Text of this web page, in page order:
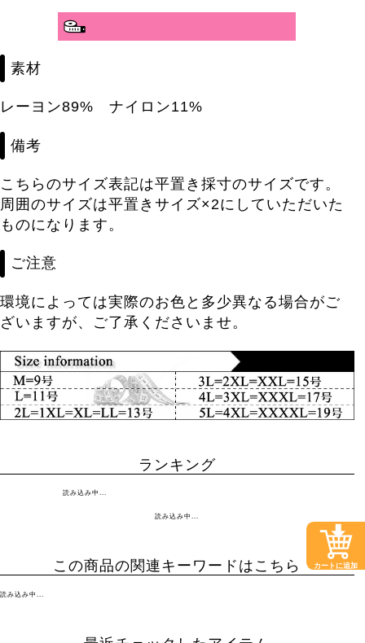
素材
レーヨン89% ナイロン11%
備考
こちらのサイズ表記は平置き採寸のサイズです。
周囲のサイズは平置きサイズ×2にしていただいた
ものになります。
ご注意
環境によっては実際のお色と多少異なる場合がご
ざいますが、ご了承くださいませ。
ランキング
読み込み中...
読み込み中...
この商品の関連キーワードはこちら
読み込み中...
カートに追加